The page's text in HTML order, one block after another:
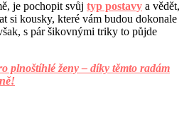
je pochopit svůj typ postavy a vědět,
si kousky, které vám budou dokonale
s pár šikovnými triky to půjde
plnoštíhlé ženy – díky těmto radám